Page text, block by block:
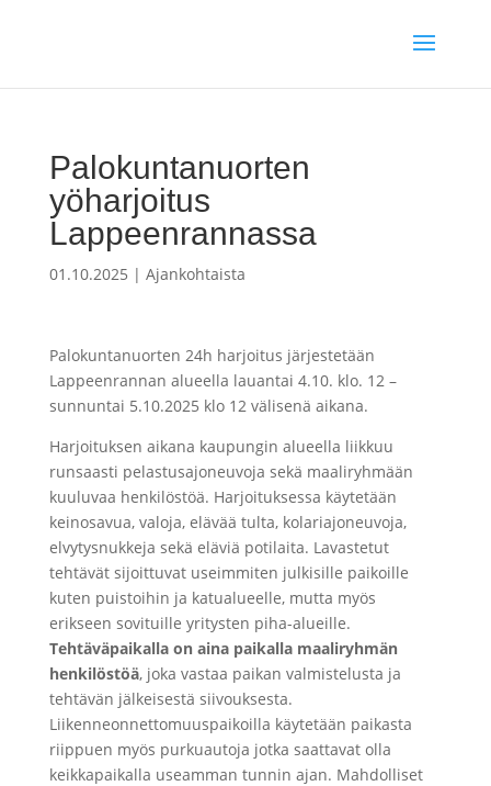
Palokuntanuorten
yöharjoitus
Lappeenrannassa
01.10.2025 | Ajankohtaista
Palokuntanuorten 24h harjoitus järjestetään
Lappeenrannan alueella lauantai 4.10. klo. 12 –
sunnuntai 5.10.2025 klo 12 välisenä aikana.
Harjoituksen aikana kaupungin alueella liikkuu
runsaasti pelastusajoneuvoja sekä maaliryhmään
kuuluvaa henkilöstöä. Harjoituksessa käytetään
keinosavua, valoja, elävää tulta, kolariajoneuvoja,
elvytysnukkeja sekä eläviä potilaita. Lavastetut
tehtävät sijoittuvat useimmiten julkisille paikoille
kuten puistoihin ja katualueelle, mutta myös
erikseen sovituille yritysten piha-alueille.
Tehtäväpaikalla on aina paikalla maaliryhmän
henkilöstöä, joka vastaa paikan valmistelusta ja
tehtävän jälkeisestä siivouksesta.
Liikenneonnettomuuspaikoilla käytetään paikasta
riippuen myös purkuautoja jotka saattavat olla
keikkapaikalla useamman tunnin ajan. Mahdolliset